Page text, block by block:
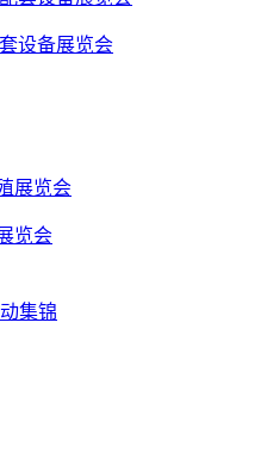
设备展览会
览会
集锦